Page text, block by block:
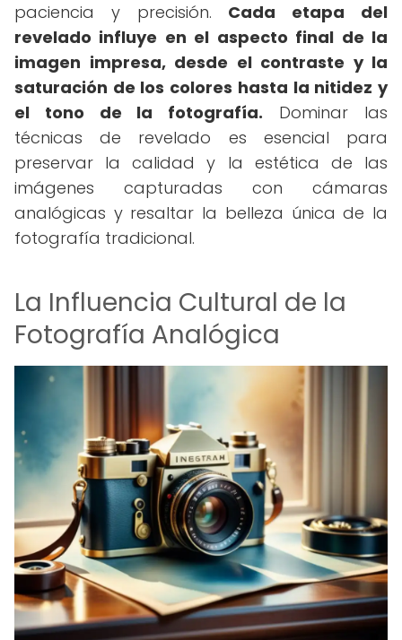
paciencia y precisión. Cada etapa del
revelado influye en el aspecto final de la
imagen impresa, desde el contraste y la
saturación de los colores hasta la nitidez y
el tono de la fotografía. Dominar las
técnicas de revelado es esencial para
preservar la calidad y la estética de las
imágenes capturadas con cámaras
analógicas y resaltar la belleza única de la
fotografía tradicional.
La Influencia Cultural de la
Fotografía Analógica